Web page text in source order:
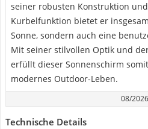
seiner robusten Konstruktion
Kurbelfunktion bietet er
Sonne, sondern auch eine
Mit seiner stilvollen Optik und
erfüllt dieser Sonnenschirm
modernes Outdoor-Leben.
08/2026
Technische Details